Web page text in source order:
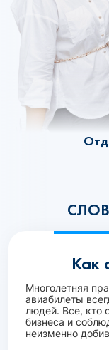
Как
Многолетняя
авиабилеты
людей. Все, кто
бизнеса и
неизменно